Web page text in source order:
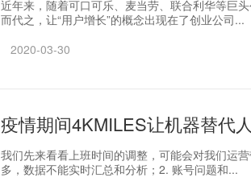
近年来，随着可口可乐、麦当劳、联合利华等巨
而代之，让“用户增长”的概念出现在了创业公司...
2020-03-30
疫情期间4KMILES让机器替代
我们先来看看上班时间的调整，可能会对我们运
多，数据不能实时汇总和分析；2. 账号问题和...